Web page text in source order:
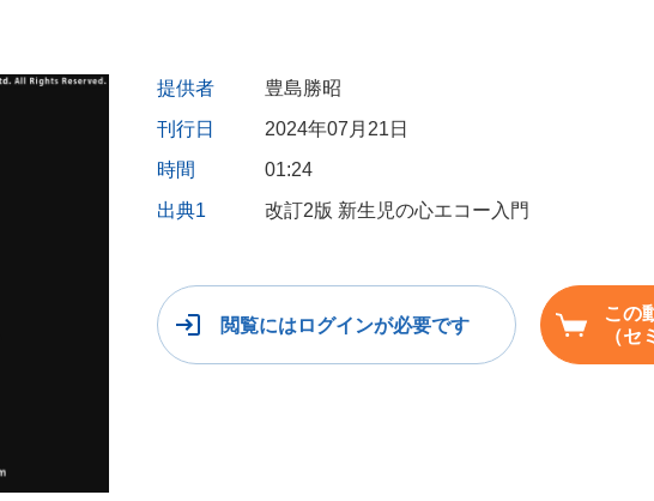
提供者
豊島勝昭
刊行日
2024年07月21日
時間
01:24
出典1
改訂2版 新生児の心エコー入門
閲覧にはログインが必要です
この
（